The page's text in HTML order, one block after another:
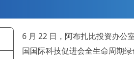
6 月 22 日，阿布扎比投资办公
国国际科技促进会全生命周期